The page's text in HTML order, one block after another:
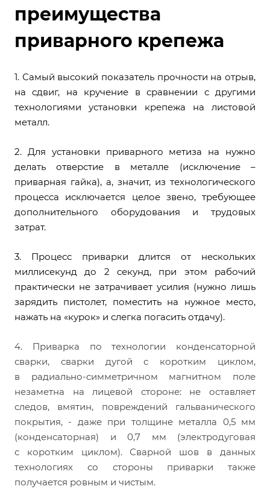
преимущества
приварного крепежа
1. Самый высокий показатель прочности на отрыв,
на сдвиг, на кручение в сравнении с другими
технологиями установки крепежа на листовой
металл.
2. Для установки приварного метиза на нужно
делать отверстие в металле (исключение –
приварная гайка), а, значит, из технологического
процесса исключается целое звено, требующее
дополнительного оборудования и трудовых
затрат.
3. Процесс приварки длится от нескольких
миллисекунд до 2 секунд, при этом рабочий
практически не затрачивает усилия (нужно лишь
зарядить пистолет, поместить на нужное место,
нажать на «курок» и слегка погасить отдачу).
4. Приварка по технологии конденсаторной
сварки, сварки дугой с коротким циклом,
в радиально-симметричном магнитном поле
незаметна на лицевой стороне: не оставляет
следов, вмятин, повреждений гальванического
покрытия, - даже при толщине металла 0,5 мм
(конденсаторная) и 0,7 мм (электродуговая
с коротким циклом). Сварной шов в данных
технологиях со стороны приварки также
получается ровным и чистым.